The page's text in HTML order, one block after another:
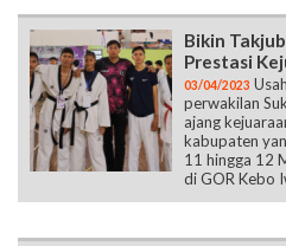
Bikin
Prestasi
03/04/2023
perwakilan
ajang
kabupaten
11 hingga 12
di GOR Kebo